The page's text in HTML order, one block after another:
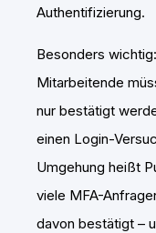
Authentifizierung.
Besonders
Mitarbeitende
nur bestätigt
einen Login-
Umgehung heißt
viele MFA-
davon bestätigt –